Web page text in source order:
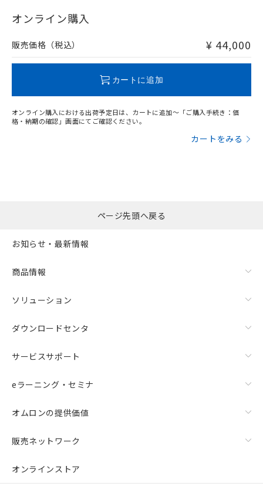
オンライン購入
販売価格（税込） ¥ 44,000
カートに追加
オンライン購入における出荷予定日は、カートに追加～「ご購入手続き：価
格・納期の確認」画面にてご確認ください。
カートをみる
ページ先頭へ戻る
お知らせ・最新情報
商品情報
ソリューション
ダウンロードセンタ
サービスサポート
eラーニング・セミナ
オムロンの提供価値
販売ネットワーク
オンラインストア